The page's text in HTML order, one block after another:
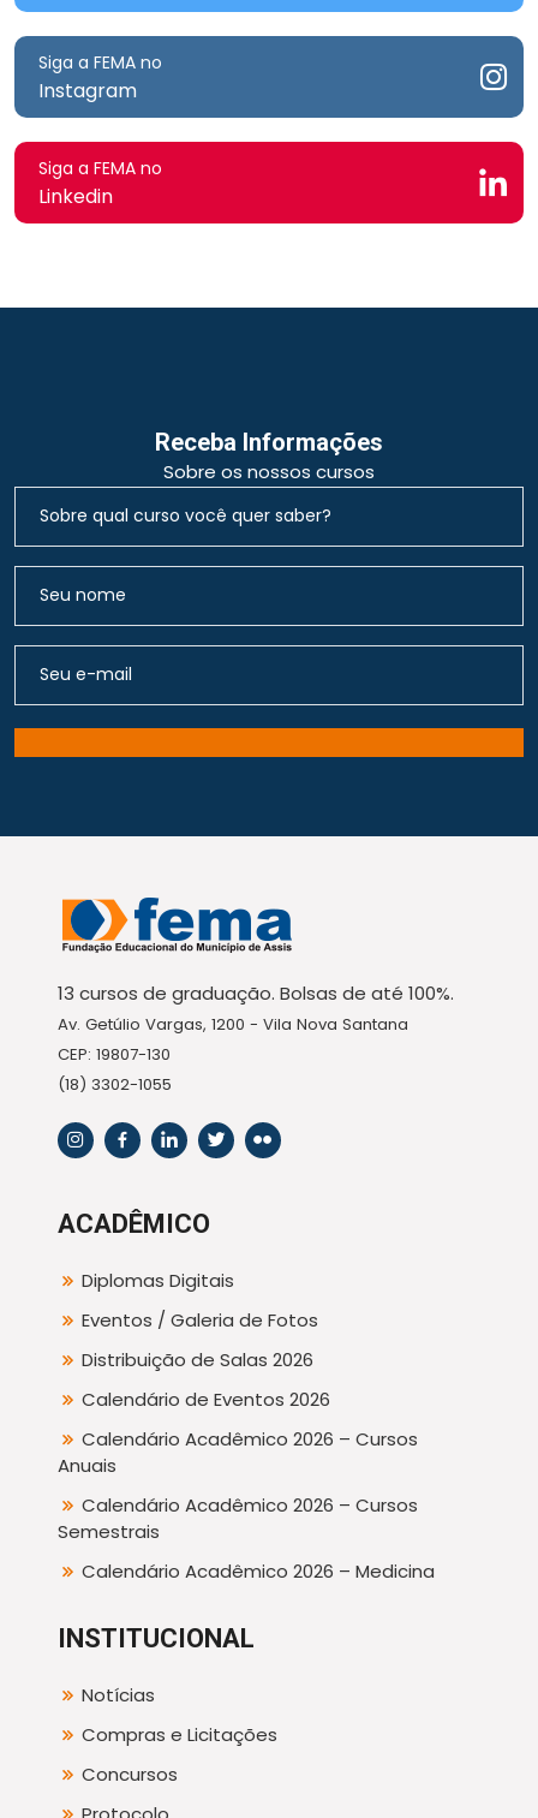
Siga a FEMA no
Instagram
Siga a FEMA no
Linkedin
Receba Informações
Sobre os nossos cursos
13 cursos de graduação. Bolsas de até 100%.
Av. Getúlio Vargas, 1200 - Vila Nova Santana
CEP: 19807-130
(18) 3302-1055
ACADÊMICO
Diplomas Digitais
Eventos / Galeria de Fotos
Distribuição de Salas 2026
Calendário de Eventos 2026
Calendário Acadêmico 2026 – Cursos
Anuais
Calendário Acadêmico 2026 – Cursos
Semestrais
Calendário Acadêmico 2026 – Medicina
INSTITUCIONAL
Notícias
Compras e Licitações
Concursos